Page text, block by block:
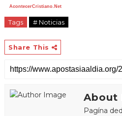
AcontecerCristiano.Net
Tags # Noticias
Share This
About
Pagína